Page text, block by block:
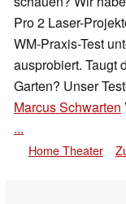
Pro 2 Laser-
WM-Praxis-Test
ausprobiert. Taugt
Garten? Unser
Marcus Schwarten
...
Home Theater